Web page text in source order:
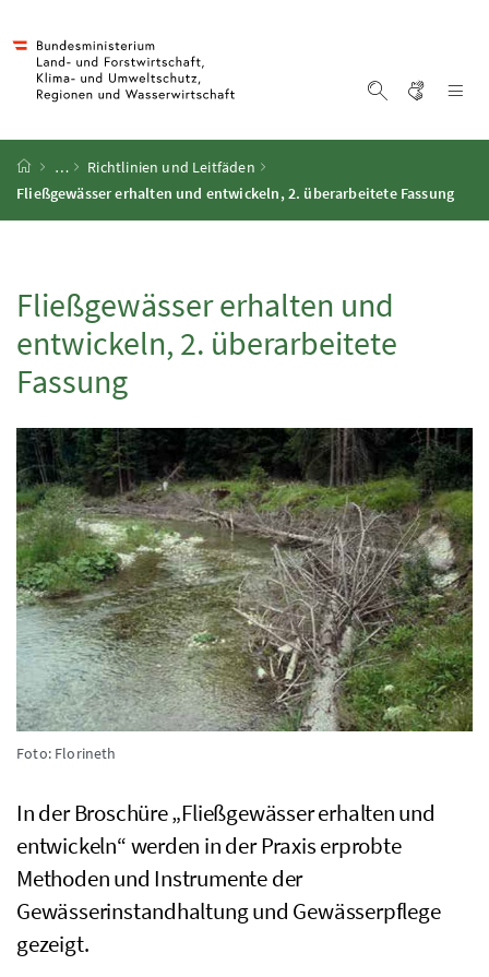
Startseite
…
Richtlinien und Leitfäden
Fließgewässer erhalten und entwickeln,2. überarbeitete Fassung
Fließgewässer erhalten und
entwickeln, 2. überarbeitete
Fassung
Foto: Florineth
In der Broschüre „Fließgewässer erhalten und
entwickeln“ werden in der Praxis erprobte
Methoden und Instrumente der
Gewässerinstandhaltung und Gewässerpflege
gezeigt.